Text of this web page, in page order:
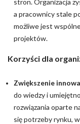
stron. Organizacja
a pracownicy stale
możliwe jest
projektów.
Korzyści dla
Zwiększenie
do wiedzy i
rozwiązania oparte
się potrzeby rynku,